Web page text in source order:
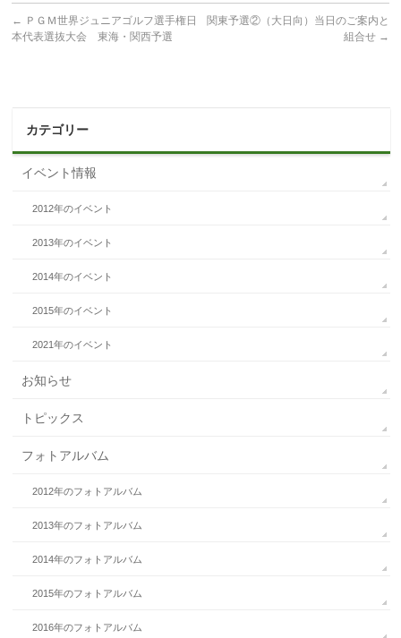
← ＰＧＭ世界ジュニアゴルフ選手権日
本代表選抜大会 東海・関西予選
関東予選②（大日向）当日のご案内と
組合せ →
カテゴリー
イベント情報
2012年のイベント
2013年のイベント
2014年のイベント
2015年のイベント
2021年のイベント
お知らせ
トピックス
フォトアルバム
2012年のフォトアルバム
2013年のフォトアルバム
2014年のフォトアルバム
2015年のフォトアルバム
2016年のフォトアルバム